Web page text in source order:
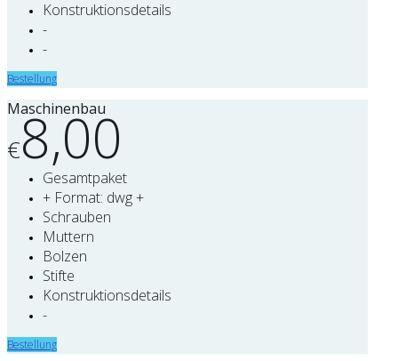
Konstruktionsdetails
-
-
Bestellung
Maschinenbau
€8,00
Gesamtpaket
+ Format: dwg +
Schrauben
Muttern
Bolzen
Stifte
Konstruktionsdetails
-
Bestellung